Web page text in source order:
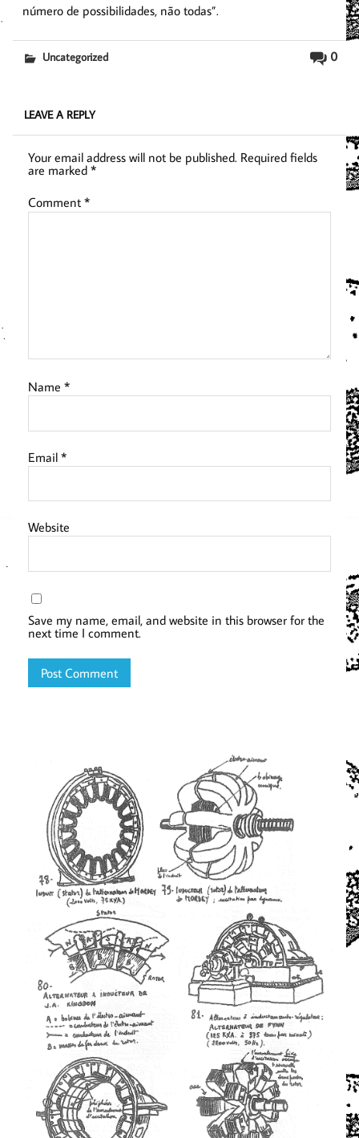
número de possibilidades, não todas”.
0
Uncategorized
LEAVE A REPLY
Your email address will not be published. Required fields
are marked*
Comment*
Name*
Email*
Website
Save my name, email, and website in this browser for the
next time I comment.